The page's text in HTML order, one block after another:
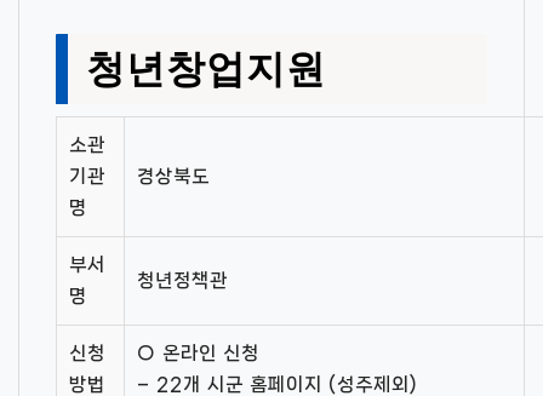
청년창업지원
소관
기관
명
경상북도
부서
명
청년정책관
신청
방법
○ 온라인 신청
– 22개 시군 홈페이지 (성주제외)